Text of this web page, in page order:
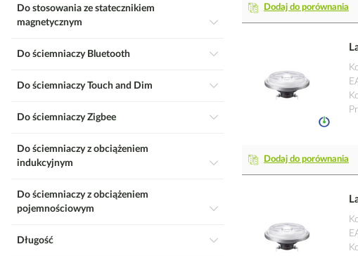
Dodaj do porównania
Dodaj do porównania
Do stosowania ze statecznikiem
magnetycznym
Do ściemniaczy Bluetooth
Do ściemniaczy Touch and Dim
Do ściemniaczy Zigbee
Do ściemniaczy z obciążeniem
indukcyjnym
Do ściemniaczy z obciążeniem
pojemnościowym
Długość